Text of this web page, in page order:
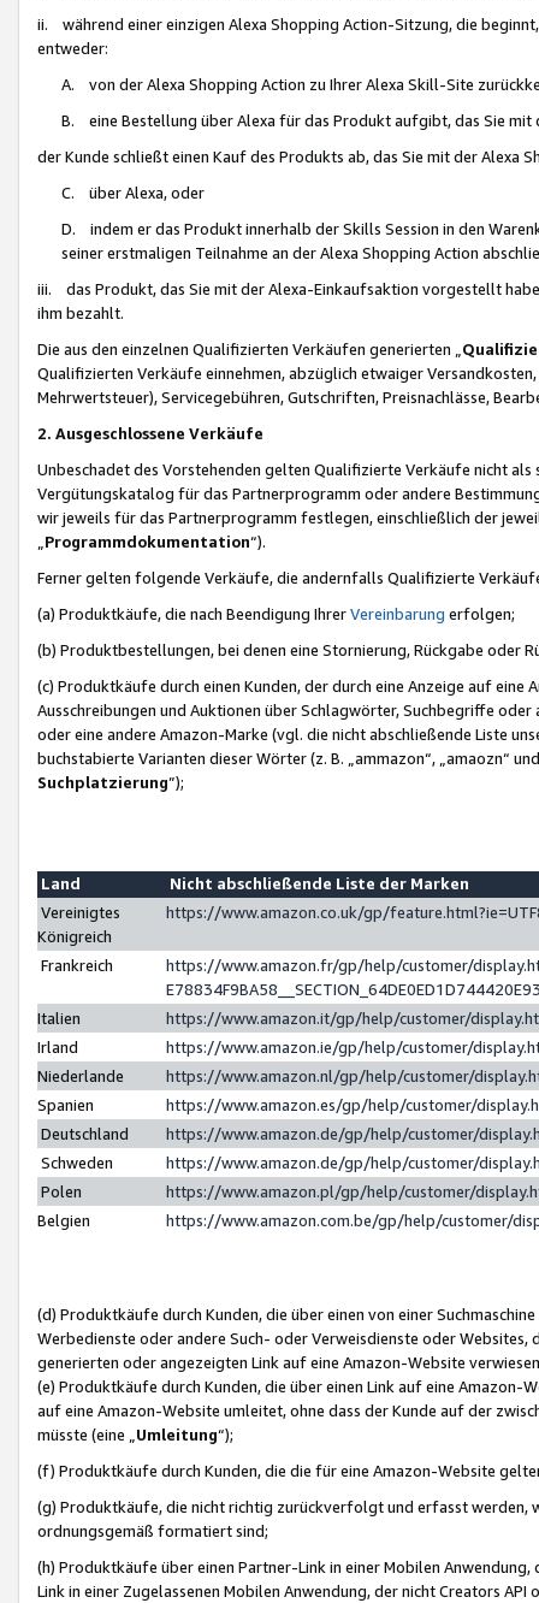
ii. während einer einzigen Alexa Shopping Action-Sitzung, die
entweder:
A. von der Alexa Shopping Action zu Ihrer Alexa Skill-Site
B. eine Bestellung über Alexa für das Produkt aufgibt, das Sie mit
der Kunde schließt einen Kauf des Produkts ab, das Sie mit der Alexa
C. über Alexa, oder
D. indem er das Produkt innerhalb der Skills Session in den
seiner erstmaligen Teilnahme an der Alexa Shopping Action
iii. das Produkt, das Sie mit der Alexa-Einkaufsaktion vorgestellt
ihm bezahlt.
Die aus den einzelnen Qualifizierten Verkäufen generierten „
Qualifizierten Verkäufe einnehmen, abzüglich etwaiger
Mehrwertsteuer), Servicegebühren, Gutschriften, Preisnachlässe,
2. Ausgeschlossene Verkäufe
Unbeschadet des Vorstehenden gelten Qualifizierte Verkäufe nicht
Vergütungskatalog für das Partnerprogramm oder andere
wir jeweils für das Partnerprogramm festlegen, einschließlich der
Programmdokumentation“).
Ferner gelten folgende Verkäufe, die andernfalls Qualifizierte
(a) Produktkäufe, die nach Beendigung IhrerVereinbarung erfolgen;
(b) Produktbestellungen, bei denen eine Stornierung, Rückgabe oder
(c) Produktkäufe durch einen Kunden, der durch eine Anzeige auf
Ausschreibungen und Auktionen über Schlagwörter, Suchbegriffe
oder eine andere Amazon-Marke (vgl. die nicht abschließende Liste
buchstabierte Varianten dieser Wörter (z. B. „ammazon“, „amaozn“
Suchplatzierung”);
Land
Nicht abschließende Liste der Marken
Vereinigtes
Königreich
https://www.amazon.co.uk/gp/
Frankreich
https://www.amazon.fr/gp/help/customer/
Italien
https://www.amazon.it/gp/help/customer/
Irland
https://www.amazon.ie/gp/help/customer/
Niederlande
https://www.amazon.nl/gp/help/customer/
Spanien
https://www.amazon.es/gp/help/customer/
Deutschland
https://www.amazon.de/gp/help/customer/
Schweden
https://www.amazon.de/gp/help/customer/
Polen
https://www.amazon.pl/gp/help/customer/
Belgien
https://www.amazon.com.be/gp/help/customer/
(d) Produktkäufe durch Kunden, die über einen von einer
Werbedienste oder andere Such- oder Verweisdienste oder Websites,
generierten oder angezeigten Link auf eine Amazon-Website
(e) Produktkäufe durch Kunden, die über einen Link auf eine
auf eine Amazon-Website umleitet, ohne dass der Kunde auf der
müsste (eine „ Umleitung“);
(f) Produktkäufe durch Kunden, die die für eine Amazon-Website
(g) Produktkäufe, die nicht richtig zurückverfolgt und erfasst werden,
ordnungsgemäß formatiert sind;
(h) Produktkäufe über einen Partner-Link in einer Mobilen
Link in einer Zugelassenen Mobilen Anwendung, der nicht Creators